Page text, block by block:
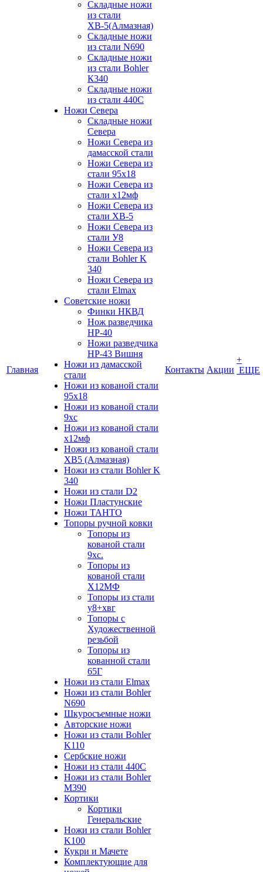
Главная
Складные ножи
из стали
ХВ-5(Алмазная)
Складные ножи
из стали N690
Складные ножи
из стали Bohler
К340
Складные ножи
из стали 440С
Ножи Севера
Складные ножи
Севера
Ножи Севера из
дамасской стали
Ножи Севера из
стали 95х18
Ножи Севера из
стали х12мф
Ножи Севера из
стали ХВ-5
Ножи Севера из
стали У8
Ножи Севера из
стали Bohler K
340
Ножи Севера из
стали Elmax
Советские ножи
Финки НКВД
Нож разведчика
НР-40
Ножи разведчика
НР-43 Вишня
Ножи из дамасской
стали
Ножи из кованой стали
95х18
Ножи из кованой стали
9хс
Ножи из кованой стали
х12мф
Ножи из кованой стали
ХВ5 (Алмазная)
Ножи из стали Bohler K
340
Ножи из стали D2
Ножи Пластунские
Ножи ТАНТО
Топоры ручной ковки
Топоры из
кованой стали
9хс.
Топоры из
кованой стали
Х12МФ
Топоры из стали
у8+хвг
Топоры с
Художественной
резьбой
Топоры из
кованной стали
65Г
Ножи из стали Elmax
Ножи из стали Bohler
N690
Шкуросъемные ножи
Авторские ножи
Ножи из стали Bohler
K110
Сербские ножи
Ножи из стали 440С
Ножи из стали Bohler
M390
Кортики
Кортики
Генеральские
Ножи из стали Bohler
K100
Кукри и Мачете
Комплектующие для
Контакты Акции
+
ЕЩЕ